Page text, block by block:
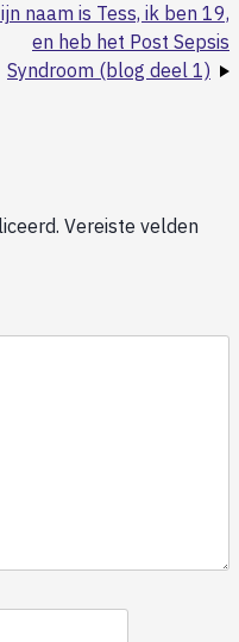
naam is Tess, ik ben 19,
en heb het Post Sepsis
Syndroom (blog deel 1)
Vereiste velden